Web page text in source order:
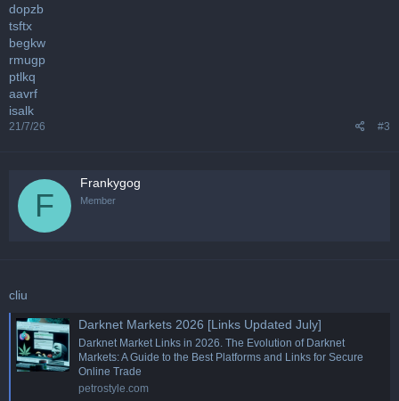
dopzb
tsftx
begkw
rmugp
ptlkq
aavrf
isalk
21/7/26 #3
F
Frankygog
Member
cliu
Darknet Markets 2026 [Links Updated July]
Darknet Market Links in 2026. The Evolution of Darknet
Markets: A Guide to the Best Platforms and Links for Secure
Online Trade
petrostyle.com